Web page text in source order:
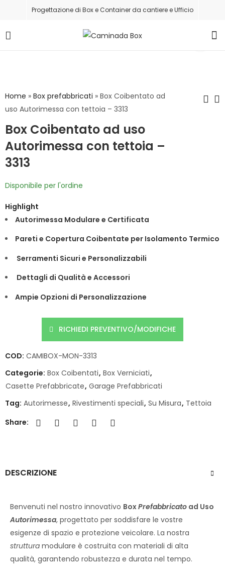
Progettazione di Box e Container da cantiere e Ufficio
Home » Box prefabbricati » Box Coibentato ad
uso Autorimessa con tettoia – 3313
Box Coibentato ad uso
Autorimessa con tettoia –
3313
Disponibile per l'ordine
Highlight
Autorimessa Modulare e Certificata
Pareti e Copertura Coibentate per Isolamento Termico
Serramenti Sicuri e Personalizzabili
Dettagli di Qualità e Accessori
Ampie Opzioni di Personalizzazione
RICHIEDI PREVENTIVO/MODIFICHE
COD: CAMIBOX-MON-3313
Categorie: Box Coibentati, Box Verniciati,
Casette Prefabbricate, Garage Prefabbricati
Tag: Autorimesse, Rivestimenti speciali, Su Misura, Tettoia
Share:
DESCRIZIONE
Benvenuti nel nostro innovativo BoxPrefabbricato ad Uso
Autorimessa, progettato per soddisfare le vostre
esigenze di spazio e protezione veicolare. La nostra
struttura modulare è costruita con materiali di alta
qualità, garantendo robustezza e durata nel tempo.